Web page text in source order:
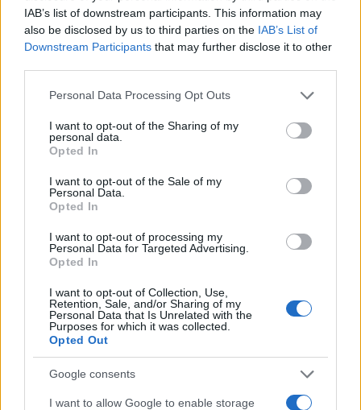
IAB’s list of downstream participants. This information may
also be disclosed by us to third parties on the IAB’s List of
Downstream Participants that may further disclose it to other
Please note that this website/app uses one or more Google
not limited to your visit or usage behaviour. You may click to
grant or deny consent to Google and its third-party tags to
use your data for below specified purposes in below Google
consent section.
Personal Data Processing Opt Outs
I want to opt-out of the Sharing of my
personal data.
Opted In
I want to opt-out of the Sale of my
Personal Data.
Opted In
I want to opt-out of processing my
Personal Data for Targeted Advertising.
Opted In
I want to opt-out of Collection, Use,
Retention, Sale, and/or Sharing of my
Personal Data that Is Unrelated with the
Purposes for which it was collected.
Opted Out
Google consents
I want to allow Google to enable storage
Comune Arzachena
Coronavirus Arzachena
Inviaci le tue segnalazioni,
i tuoi video e le tue foto
Su WhatsApp al numero +39
Notizie in tempo reale?
GalluraOggi.it
Ricevi le nostre ultime news
daGoogle News